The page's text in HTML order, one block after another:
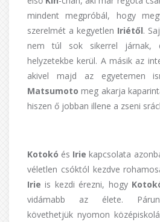
mindent megpróbál, hogy
szerelmét a kegyetlen Iriétől.
nem túl sok sikerrel járnak,
helyzetekbe kerül. A másik az
akivel majd az egyetemen
Matsumotomeg akarja
hiszen ő jobban illene a zseni
Kotokó és Iriekapcsolata
véletlen csóktól kezdve
Irieis kezdi érezni, hogy
vidámabb az élete.
követhetjük nyomon